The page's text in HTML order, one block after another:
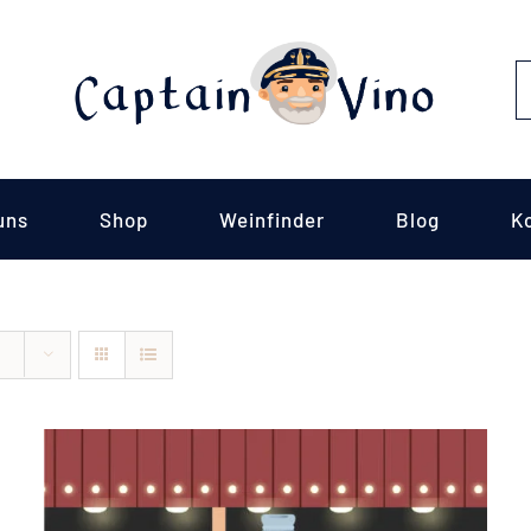
Shop Weinfinder Blog